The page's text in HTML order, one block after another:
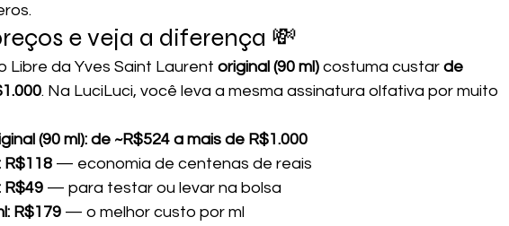
e veja a diferença 💸
Libre da Yves Saint Laurent original (90 ml) costuma custar de
. Na LuciLuci, você leva a mesma assinatura olfativa por muito
(90 ml): de ~R$524 a mais de R$1.000
R$118 — economia de centenas de reais
R$49 — para testar ou levar na bolsa
R$179 — o melhor custo por ml